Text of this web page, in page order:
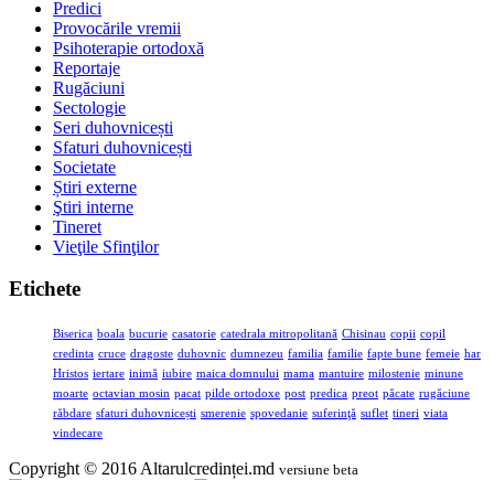
Predici
Provocările vremii
Psihoterapie ortodoxă
Reportaje
Rugăciuni
Sectologie
Seri duhovnicești
Sfaturi duhovnicești
Societate
Știri externe
Ştiri interne
Tineret
Vieţile Sfinţilor
Etichete
Biserica boala bucurie casatorie catedrala mitropolitană Chisinau copii copil
credinta cruce dragoste duhovnic dumnezeu familia familie fapte bune femeie har
Hristos iertare inimă iubire maica domnului mama mantuire milostenie minune
moarte octavian mosin pacat pilde ortodoxe post predica preot păcate rugăciune
răbdare sfaturi duhovnicești smerenie spovedanie suferinţă suflet tineri viata
vindecare
Copyright © 2016 Altarulcredinței.md versiune beta